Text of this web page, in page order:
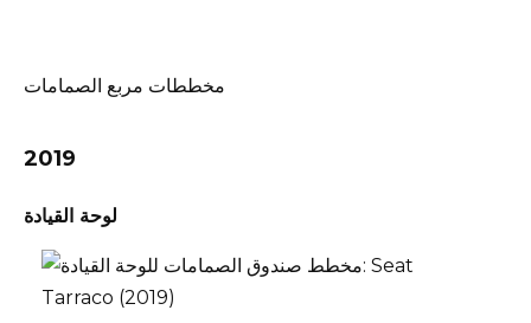
مخططات مربع الصمامات
2019
لوحة القيادة